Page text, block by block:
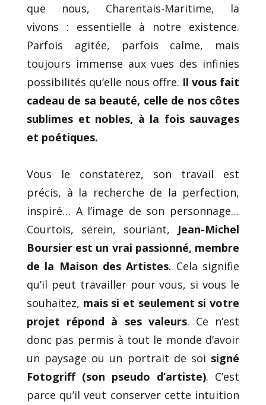
que nous, Charentais-Maritime, la
vivons : essentielle à notre existence.
Parfois agitée, parfois calme, mais
toujours immense aux vues des infinies
possibilités qu’elle nous offre. Il vous fait
cadeau de sa beauté, celle de nos côtes
sublimes et nobles, à la fois sauvages
et poétiques.
Vous le constaterez, son travail est
précis, à la recherche de la perfection,
inspiré… A l’image de son personnage…
Courtois, serein, souriant, Jean-Michel
Boursier est un vrai passionné, membre
de la Maison des Artistes. Cela signifie
qu’il peut travailler pour vous, si vous le
souhaitez, mais si et seulement si votre
projet répond à ses valeurs. Ce n’est
donc pas permis à tout le monde d’avoir
un paysage ou un portrait de soi signé
Fotogriff (son pseudo d’artiste). C’est
parce qu’il veut conserver cette intuition